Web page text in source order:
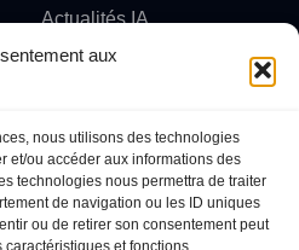
aux
nous utilisons des technologies
et/ou accéder aux informations des
technologies nous permettra de traiter
de navigation ou les ID uniques
ou de retirer son consentement peut
et fonctions.
Actualités IA
Analyses
SUIVEZ-NOUS
LinkedIn
YouTube